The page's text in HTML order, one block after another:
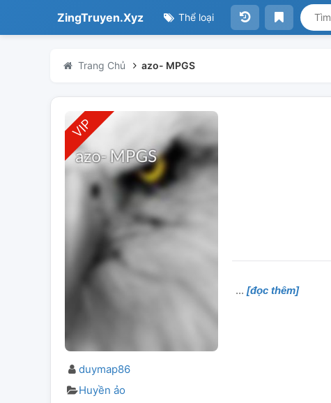
ZingTruyen.Xyz Thể loại
Trang Chủ azo- MPGS
duymap86
Huyền ảo
[đọc thêm]